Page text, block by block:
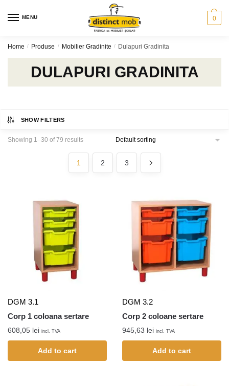
MENU 0
Home / Produse / Mobilier Gradinite / Dulapuri Gradinita
DULAPURI GRADINITA
SHOW FILTERS
Showing 1–30 of 79 results
1 2 3
DGM 3.1
Corp 1 coloana sertare
608,05 lei incl. TVA
Add to cart
DGM 3.2
Corp 2 coloane sertare
945,63 lei incl. TVA
Add to cart